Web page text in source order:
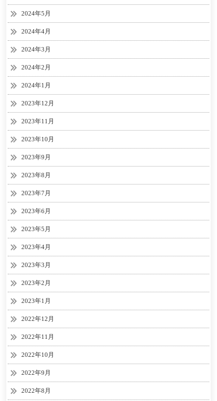
2024年5月
2024年4月
2024年3月
2024年2月
2024年1月
2023年12月
2023年11月
2023年10月
2023年9月
2023年8月
2023年7月
2023年6月
2023年5月
2023年4月
2023年3月
2023年2月
2023年1月
2022年12月
2022年11月
2022年10月
2022年9月
2022年8月